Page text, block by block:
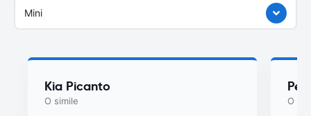
Mini
Kia Picanto
O simile O